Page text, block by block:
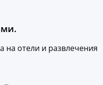
на отели и развлечения